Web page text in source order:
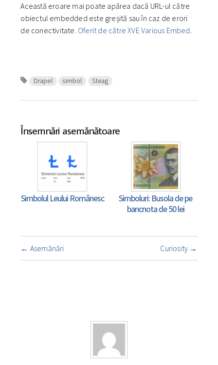
Această eroare mai poate apărea dacă URL-ul către
obiectul embedded este greșită sau în caz de erori
de conectivitate. Oferit de către XVE Various Embed.
Drapel simbol Steag
Însemnări asemănătoare
Simbolul Leului Românesc
Simboluri: Busola de pe
bancnota de 50 lei
Navigare
însemnare
← Asemănări Curiosity →